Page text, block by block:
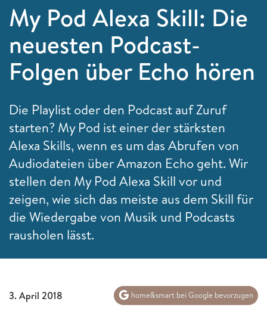
My Pod Alexa Skill: Die
neuesten Podcast-
Folgen über Echo hören
Die Playlist oder den Podcast auf Zuruf
starten? My Pod ist einer der stärksten
Alexa Skills, wenn es um das Abrufen von
Audiodateien über Amazon Echo geht. Wir
stellen den My Pod Alexa Skill vor und
zeigen, wie sich das meiste aus dem Skill für
die Wiedergabe von Musik und Podcasts
rausholen lässt.
3. April 2018 home&smart bei Google bevorzugen